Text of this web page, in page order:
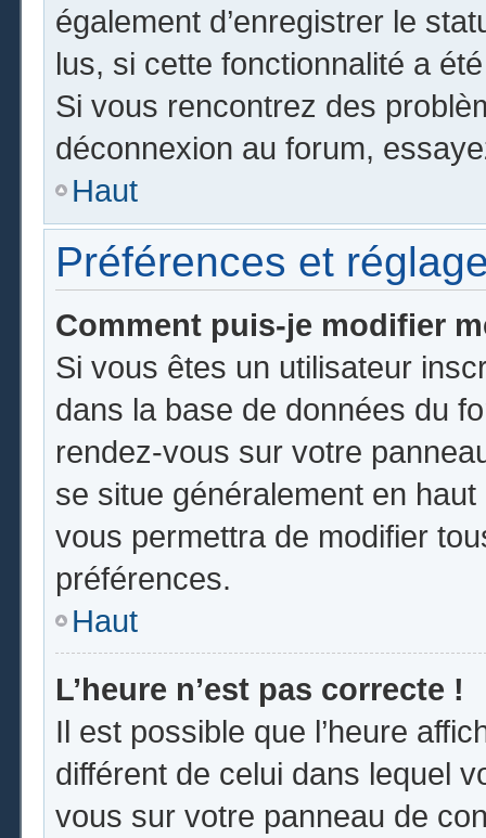
également d’enregistrer le
lus, si cette fonctionnalité a
Si vous rencontrez des
déconnexion au forum,
Haut
Préférences et
Comment puis-je modifier
Si vous êtes un utilisateur
dans la base de données du
rendez-vous sur votre
se situe généralement en
vous permettra de modifier
préférences.
Haut
L’heure n’est pas correcte !
Il est possible que l’heure
différent de celui dans lequel
vous sur votre panneau de